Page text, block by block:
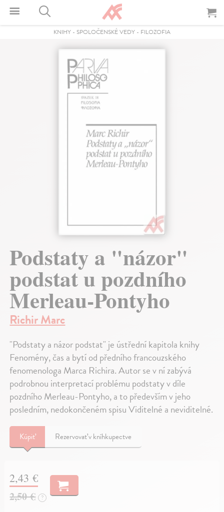
KNIHY - SPOLOČENSKÉ VEDY - FILOZOFIA
Podstaty a "názor"
podstat u pozdního
Merleau-Pontyho
Richir Marc
"Podstaty a názor podstat" je ústřední kapitola knihy
Fenomény, čas a bytí od předního francouzského
fenomenologa Marca Richira. Autor se v ní zabývá
podrobnou interpretací problému podstaty v díle
pozdního Merleau-Pontyho, a to především v jeho
posledním, nedokončeném spisu Viditelné a neviditelné.
Kúpiť Rezervovať v kníhkupectve
2,43 €
2,50 € ?